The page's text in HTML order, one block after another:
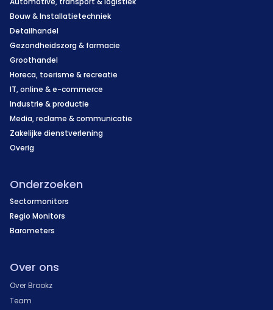
Bouw & Installatietechniek
Detailhandel
Gezondheidszorg & farmacie
Groothandel
Horeca, toerisme & recreatie
IT, online & e-commerce
Industrie & productie
Media, reclame & communicatie
Zakelijke dienstverlening
Overig
Onderzoeken
Sectormonitors
Regio Monitors
Barometers
Over ons
Over Brookz
Team